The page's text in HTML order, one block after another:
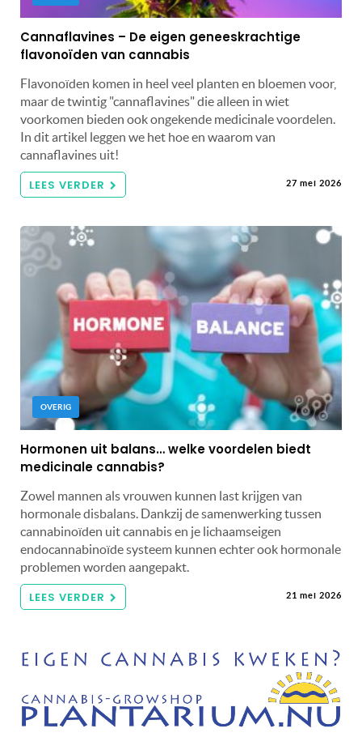
Cannaflavines – De eigen geneeskrachtige
flavonoïden van cannabis
Flavonoïden komen in heel veel planten en bloemen voor,
maar de twintig "cannaflavines" die alleen in wiet
voorkomen bieden ook ongekende medicinale voordelen.
In dit artikel leggen we het hoe en waarom van
cannaflavines uit!
LEES VERDER 27 mei 2026
OVERIG
Hormonen uit balans… welke voordelen biedt
medicinale cannabis?
Zowel mannen als vrouwen kunnen last krijgen van
hormonale disbalans. Dankzij de samenwerking tussen
cannabinoïden uit cannabis en je lichaamseigen
endocannabinoïde systeem kunnen echter ook hormonale
problemen worden aangepakt.
LEES VERDER 21 mei 2026